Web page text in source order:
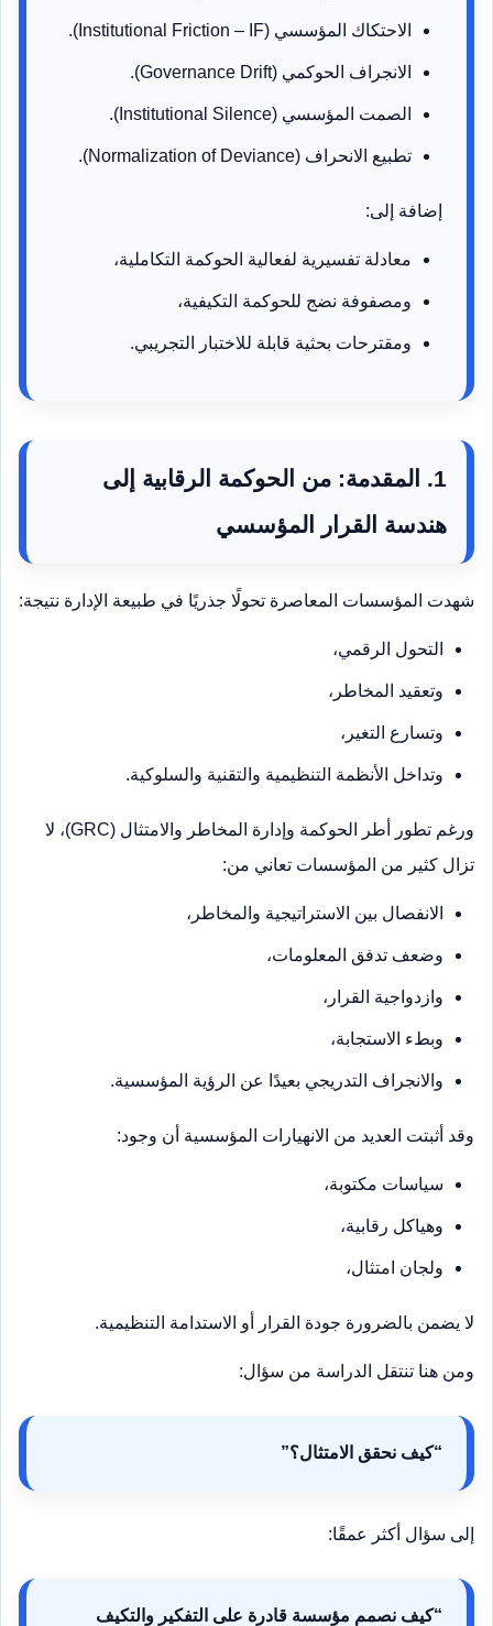
الاحتكاك المؤسسي (Institutional Friction – IF).
الانجراف الحوكمي (Governance Drift).
الصمت المؤسسي (Institutional Silence).
تطبيع الانحراف (Normalization of Deviance).
إضافة إلى:
معادلة تفسيرية لفعالية الحوكمة التكاملية،
ومصفوفة نضج للحوكمة التكيفية،
ومقترحات بحثية قابلة للاختبار التجريبي.
1. المقدمة: من الحوكمة الرقابية إلى
هندسة القرار المؤسسي
شهدت المؤسسات المعاصرة تحولًا جذريًا في طبيعة الإدارة نتيجة:
التحول الرقمي،
وتعقيد المخاطر،
وتسارع التغير،
وتداخل الأنظمة التنظيمية والتقنية والسلوكية.
ورغم تطور أطر الحوكمة وإدارة المخاطر والامتثال (GRC)، لا
تزال كثير من المؤسسات تعاني من:
الانفصال بين الاستراتيجية والمخاطر،
وضعف تدفق المعلومات،
وازدواجية القرار،
وبطء الاستجابة،
والانجراف التدريجي بعيدًا عن الرؤية المؤسسية.
وقد أثبتت العديد من الانهيارات المؤسسية أن وجود:
سياسات مكتوبة،
وهياكل رقابية،
ولجان امتثال،
لا يضمن بالضرورة جودة القرار أو الاستدامة التنظيمية.
ومن هنا تنتقل الدراسة من سؤال:
“كيف نحقق الامتثال؟”
إلى سؤال أكثر عمقًا:
“كيف نصمم مؤسسة قادرة على التفكير والتكيف